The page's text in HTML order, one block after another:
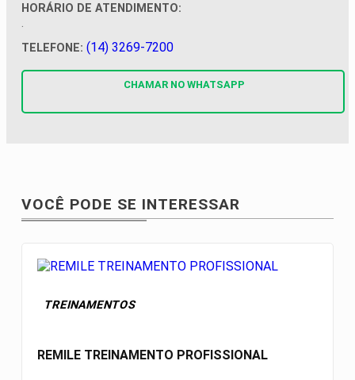
HORÁRIO DE ATENDIMENTO:
TELEFONE: (14) 3269-7200
CHAMAR NO WHATSAPP
VOCÊ PODE SE INTERESSAR
TREINAMENTOS
REMILE TREINAMENTO PROFISSIONAL